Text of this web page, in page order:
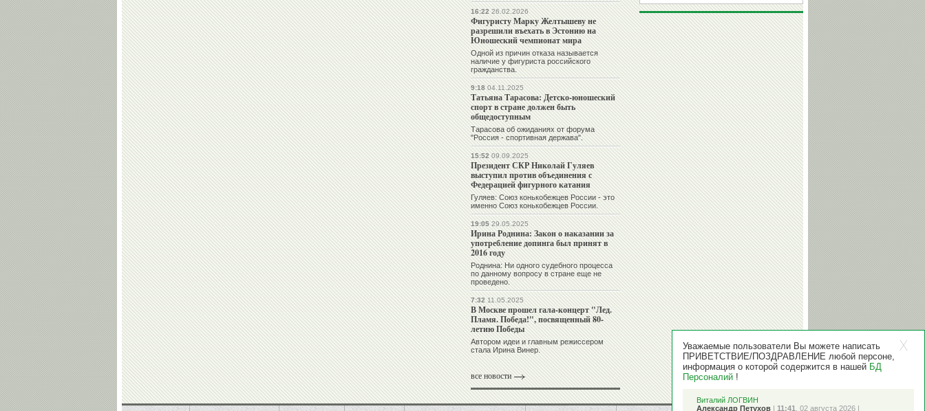
16:2226.02.2026
Фигуристу Марку Желтышеву не
разрешили въехать в Эстонию на
Юношеский чемпионат мира
Одной из причин отказа называется
наличие у фигуриста российского
гражданства.
9:1804.11.2025
Татьяна Тарасова: Детско-юношеский
спорт в стране должен быть
общедоступным
Тарасова об ожиданиях от форума
"Россия - спортивная держава".
15:5209.09.2025
Президент СКР Николай Гуляев
выступил против объединения с
Федерацией фигурного катания
Гуляев: Союз конькобежцев России - это
именно Союз конькобежцев России.
19:0529.05.2025
Ирина Роднина: Закон о наказании за
употребление допинга был принят в
2016 году
Роднина: Ни одного судебного процесса
по данному вопросу в стране еще не
проведено.
7:3211.05.2025
В Москве прошел гала-концерт "Лед.
Пламя. Победа!", посвященный 80-
летию Победы
Автором идеи и главным режиссером
стала Ирина Винер.
все новости
Уважаемые пользователи Вы можете написать
ПРИВЕТСТВИЕ/ПОЗДРАВЛЕНИЕ любой персоне,
информация о которой содержится в нашей БД
Персоналий !
Виталий ЛОГВИН
Александр Петухов | 11:41 , 02 августа 2026 |